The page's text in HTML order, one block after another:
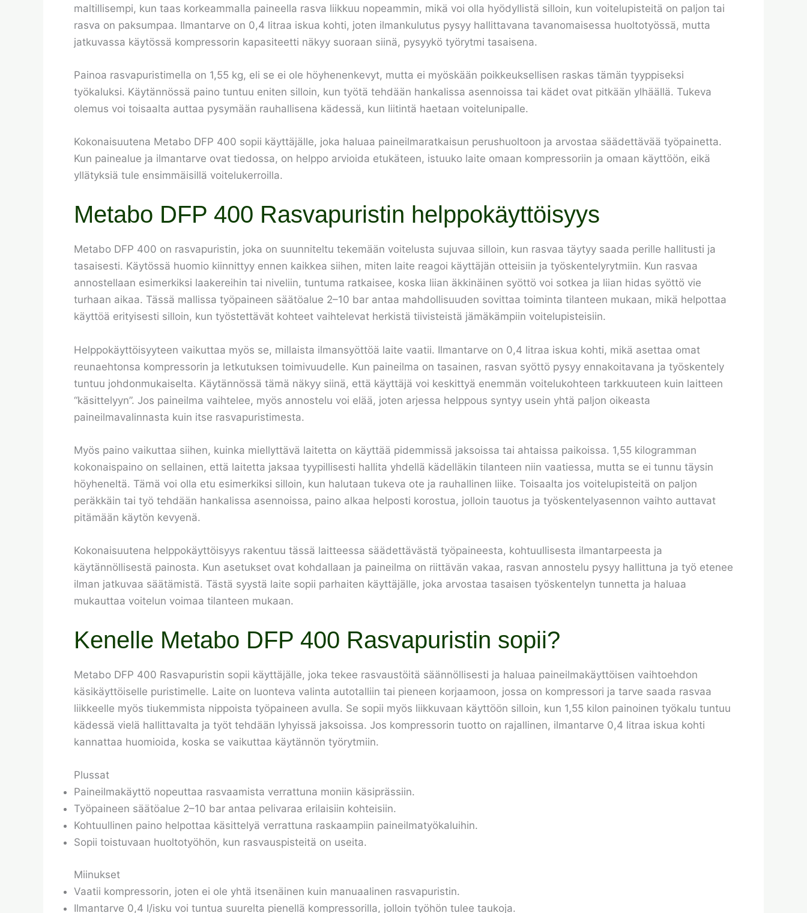
maltillisempi, kun taas korkeammalla paineella rasva liikkuu nopeammin, mikä voi olla hyödyllistä silloin, kun voitelupisteitä on paljon tai
rasva on paksumpaa. Ilmantarve on 0,4 litraa iskua kohti, joten ilmankulutus pysyy hallittavana tavanomaisessa huoltotyössä, mutta
jatkuvassa käytössä kompressorin kapasiteetti näkyy suoraan siinä, pysyykö työrytmi tasaisena.
Painoa rasvapuristimella on 1,55 kg, eli se ei ole höyhenenkevyt, mutta ei myöskään poikkeuksellisen raskas tämän tyyppiseksi
työkaluksi. Käytännössä paino tuntuu eniten silloin, kun työtä tehdään hankalissa asennoissa tai kädet ovat pitkään ylhäällä. Tukeva
olemus voi toisaalta auttaa pysymään rauhallisena kädessä, kun liitintä haetaan voitelunipalle.
Kokonaisuutena Metabo DFP 400 sopii käyttäjälle, joka haluaa paineilmaratkaisun perushuoltoon ja arvostaa säädettävää työpainetta.
Kun painealue ja ilmantarve ovat tiedossa, on helppo arvioida etukäteen, istuuko laite omaan kompressoriin ja omaan käyttöön, eikä
yllätyksiä tule ensimmäisillä voitelukerroilla.
Metabo DFP 400 Rasvapuristin helppokäyttöisyys
Metabo DFP 400 on rasvapuristin, joka on suunniteltu tekemään voitelusta sujuvaa silloin, kun rasvaa täytyy saada perille hallitusti ja
tasaisesti. Käytössä huomio kiinnittyy ennen kaikkea siihen, miten laite reagoi käyttäjän otteisiin ja työskentelyrytmiin. Kun rasvaa
annostellaan esimerkiksi laakereihin tai niveliin, tuntuma ratkaisee, koska liian äkkinäinen syöttö voi sotkea ja liian hidas syöttö vie
turhaan aikaa. Tässä mallissa työpaineen säätöalue 2–10 bar antaa mahdollisuuden sovittaa toiminta tilanteen mukaan, mikä helpottaa
käyttöä erityisesti silloin, kun työstettävät kohteet vaihtelevat herkistä tiivisteistä jämäkämpiin voitelupisteisiin.
Helppokäyttöisyyteen vaikuttaa myös se, millaista ilmansyöttöä laite vaatii. Ilmantarve on 0,4 litraa iskua kohti, mikä asettaa omat
reunaehtonsa kompressorin ja letkutuksen toimivuudelle. Kun paineilma on tasainen, rasvan syöttö pysyy ennakoitavana ja työskentely
tuntuu johdonmukaiselta. Käytännössä tämä näkyy siinä, että käyttäjä voi keskittyä enemmän voitelukohteen tarkkuuteen kuin laitteen
“käsittelyyn”. Jos paineilma vaihtelee, myös annostelu voi elää, joten arjessa helppous syntyy usein yhtä paljon oikeasta
paineilmavalinnasta kuin itse rasvapuristimesta.
Myös paino vaikuttaa siihen, kuinka miellyttävä laitetta on käyttää pidemmissä jaksoissa tai ahtaissa paikoissa. 1,55 kilogramman
kokonaispaino on sellainen, että laitetta jaksaa tyypillisesti hallita yhdellä kädelläkin tilanteen niin vaatiessa, mutta se ei tunnu täysin
höyheneltä. Tämä voi olla etu esimerkiksi silloin, kun halutaan tukeva ote ja rauhallinen liike. Toisaalta jos voitelupisteitä on paljon
peräkkäin tai työ tehdään hankalissa asennoissa, paino alkaa helposti korostua, jolloin tauotus ja työskentelyasennon vaihto auttavat
pitämään käytön kevyenä.
Kokonaisuutena helppokäyttöisyys rakentuu tässä laitteessa säädettävästä työpaineesta, kohtuullisesta ilmantarpeesta ja
käytännöllisestä painosta. Kun asetukset ovat kohdallaan ja paineilma on riittävän vakaa, rasvan annostelu pysyy hallittuna ja työ etenee
ilman jatkuvaa säätämistä. Tästä syystä laite sopii parhaiten käyttäjälle, joka arvostaa tasaisen työskentelyn tunnetta ja haluaa
mukauttaa voitelun voimaa tilanteen mukaan.
Kenelle Metabo DFP 400 Rasvapuristin sopii?
Metabo DFP 400 Rasvapuristin sopii käyttäjälle, joka tekee rasvaustöitä säännöllisesti ja haluaa paineilmakäyttöisen vaihtoehdon
käsikäyttöiselle puristimelle. Laite on luonteva valinta autotalliin tai pieneen korjaamoon, jossa on kompressori ja tarve saada rasvaa
liikkeelle myös tiukemmista nippoista työpaineen avulla. Se sopii myös liikkuvaan käyttöön silloin, kun 1,55 kilon painoinen työkalu tuntuu
kädessä vielä hallittavalta ja työt tehdään lyhyissä jaksoissa. Jos kompressorin tuotto on rajallinen, ilmantarve 0,4 litraa iskua kohti
kannattaa huomioida, koska se vaikuttaa käytännön työrytmiin.
Plussat
Paineilmakäyttö nopeuttaa rasvaamista verrattuna moniin käsiprässiin.
Työpaineen säätöalue 2–10 bar antaa pelivaraa erilaisiin kohteisiin.
Kohtuullinen paino helpottaa käsittelyä verrattuna raskaampiin paineilmatyökaluihin.
Sopii toistuvaan huoltotyöhön, kun rasvauspisteitä on useita.
Miinukset
Vaatii kompressorin, joten ei ole yhtä itsenäinen kuin manuaalinen rasvapuristin.
Ilmantarve 0,4 l/isku voi tuntua suurelta pienellä kompressorilla, jolloin työhön tulee taukoja.